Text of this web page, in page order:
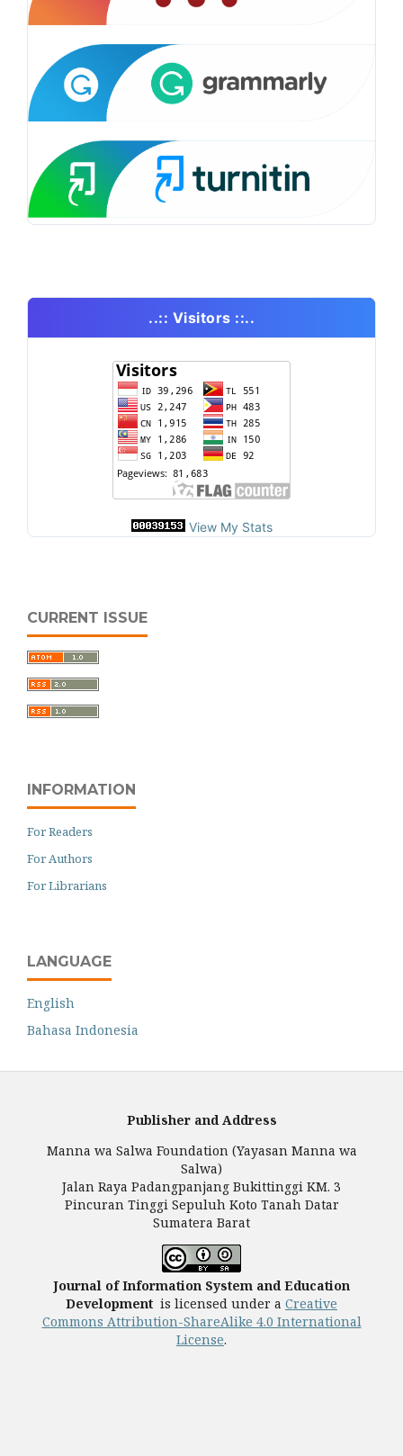
..:: Visitors ::..
View My Stats
CURRENT ISSUE
INFORMATION
For Readers
For Authors
For Librarians
LANGUAGE
English
Bahasa Indonesia
Publisher and Address
Manna wa Salwa Foundation (Yayasan Manna wa
Salwa)
Jalan Raya Padangpanjang Bukittinggi KM. 3
Pincuran Tinggi Sepuluh Koto Tanah Datar
Sumatera Barat
Journal of Information System and Education
Development is licensed under a Creative
Commons Attribution-ShareAlike 4.0 International
License.